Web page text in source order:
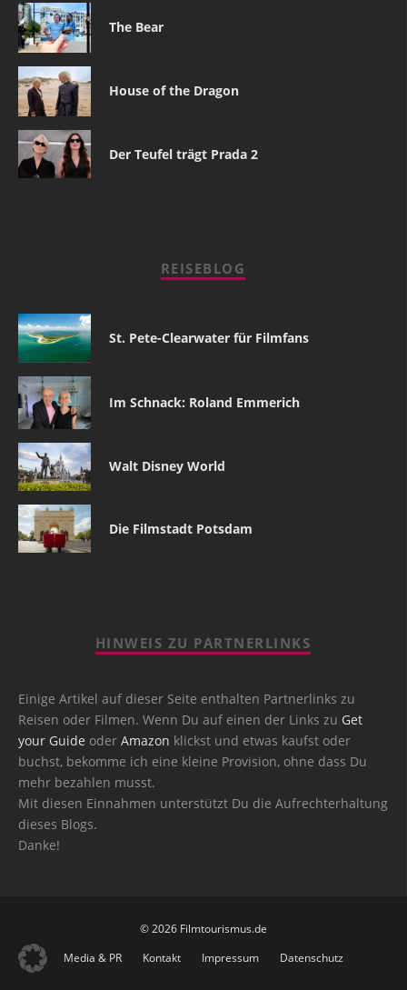
The Bear
House of the Dragon
Der Teufel trägt Prada 2
REISEBLOG
St. Pete-Clearwater für Filmfans
Im Schnack: Roland Emmerich
Walt Disney World
Die Filmstadt Potsdam
HINWEIS ZU PARTNERLINKS
Einige Artikel auf dieser Seite enthalten Partnerlinks zu
Reisen oder Filmen. Wenn Du auf einen der Links zu Get
your Guide oder Amazon klickst und etwas kaufst oder
buchst, bekomme ich eine kleine Provision, ohne dass Du
mehr bezahlen musst.
Mit diesen Einnahmen unterstützt Du die Aufrechterhaltung
dieses Blogs.
Danke!
© 2026 Filmtourismus.de
Media & PR
Kontakt Impressum Datenschutz